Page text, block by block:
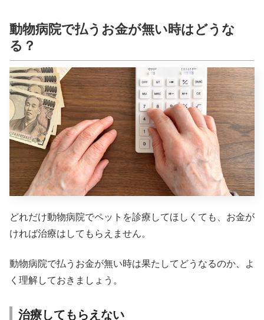
動物病院で払うお金が無い時はどうな
る？
どれだけ動物病院でペットを診療してほしくても、お金が
ければ治療はしてもらえません。
動物病院で払うお金が無い時は果たしてどうなるのか、よ
く理解しておきましょう。
治療してもらえない